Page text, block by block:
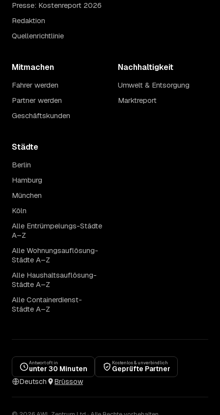
Presse: Kostenreport 2026
Redaktion
Quellenrichtlinie
Mitmachen
Fahrer werden
Partner werden
Geschäftskunden
Nachhaltigkeit
Umwelt & Entsorgung
Marktreport
Städte
Berlin
Hamburg
München
Köln
Alle Entrümpelungs-Städte
A–Z
Alle Wohnungsauflösung-
Städte A–Z
Alle Haushaltsauflösung-
Städte A–Z
Alle Containerdienst-
Städte A–Z
Antwort oft in
unter 30 Minuten
Kostenlos & unverbindlich
Geprüfte Partner
Deutsch
Brüssow